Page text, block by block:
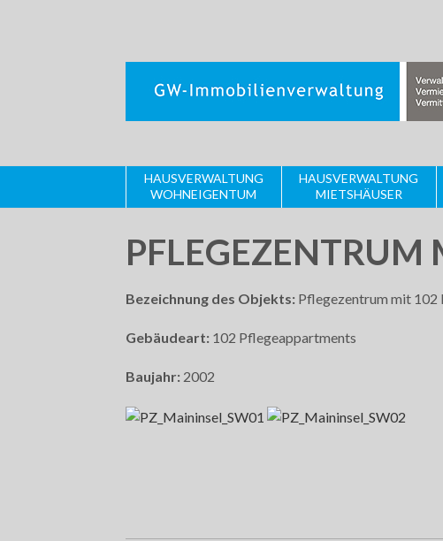
HAUSVERWALTUNG
WOHNEIGENTUM
HAUSVERWALTUNG
MIETSHÄUSER
Bezeichnung des Objekts: Pflegezentrum mit 102
Gebäudeart: 102 Pflegeappartments
Baujahr: 2002